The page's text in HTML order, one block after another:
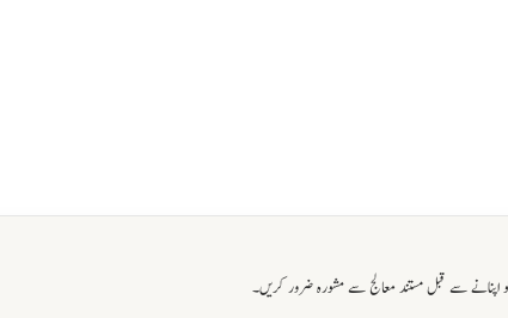
اپنانے سے قبل مستند معالج سے مشورہ ضرور کریں۔